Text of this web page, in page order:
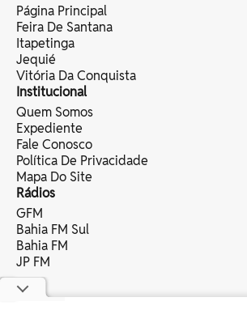
Página Principal
Feira De Santana
Itapetinga
Jequié
Vitória Da Conquista
Institucional
Quem Somos
Expediente
Fale Conosco
Política De Privacidade
Mapa Do Site
Rádios
GFM
Bahia FM Sul
Bahia FM
JP FM